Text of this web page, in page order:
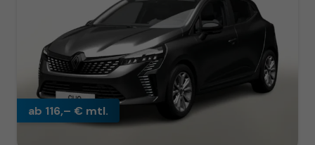
ab 116,– € mtl.